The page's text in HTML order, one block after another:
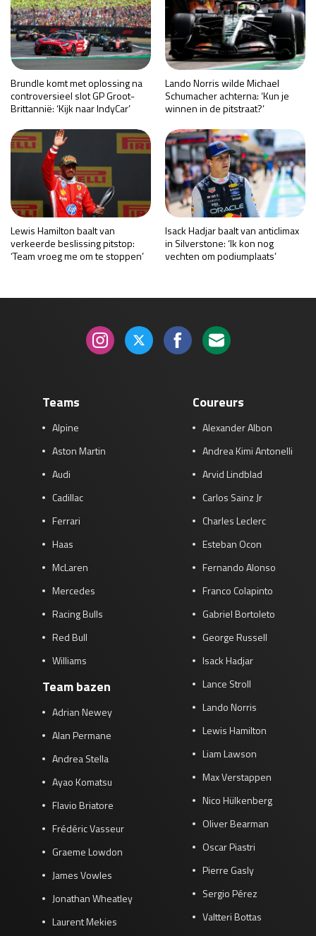
Brundle komt met oplossing na
controversieel slot GP Groot-
Brittannië: ‘Kijk naar IndyCar’
Lando Norris wilde Michael
Schumacher achterna: ‘Kun je
winnen in de pitstraat?’
Lewis Hamilton baalt van
verkeerde beslissing pitstop:
‘Team vroeg me om te stoppen’
Isack Hadjar baalt van anticlimax
in Silverstone: ‘Ik kon nog
vechten om podiumplaats’
Teams
Alpine
Aston Martin
Audi
Cadillac
Ferrari
Haas
McLaren
Mercedes
Racing Bulls
Red Bull
Williams
Team bazen
Adrian Newey
Alan Permane
Andrea Stella
Ayao Komatsu
Flavio Briatore
Frédéric Vasseur
Graeme Lowdon
James Vowles
Jonathan Wheatley
Laurent Mekies
Coureurs
Alexander Albon
Andrea Kimi Antonelli
Arvid Lindblad
Carlos Sainz Jr
Charles Leclerc
Esteban Ocon
Fernando Alonso
Franco Colapinto
Gabriel Bortoleto
George Russell
Isack Hadjar
Lance Stroll
Lando Norris
Lewis Hamilton
Liam Lawson
Max Verstappen
Nico Hülkenberg
Oliver Bearman
Oscar Piastri
Pierre Gasly
Sergio Pérez
Valtteri Bottas